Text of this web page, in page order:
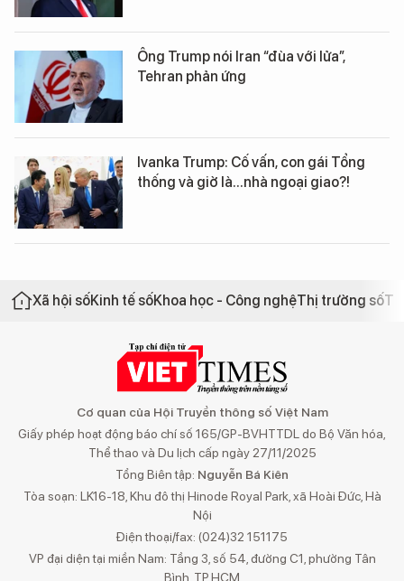
Ông Trump nói Iran “đùa với lửa”,
Tehran phản ứng
Ivanka Trump: Cố vấn, con gái Tổng
thống và giờ là...nhà ngoại giao?!
Xã hội sốKinh tế sốKhoa học - Công nghệThị trường số
Cơ quan của Hội Truyền thông số Việt Nam
Giấy phép hoạt động báo chí số 165/GP-BVHTTDL do Bộ Văn hóa,
Thể thao và Du lịch cấp ngày 27/11/2025
Tổng Biên tập: Nguyễn Bá Kiên
Tòa soạn: LK16-18, Khu đô thị Hinode Royal Park, xã Hoài Đức, Hà
Nội
Điện thoại/fax: (024)32 151175
VP đại diện tại miền Nam: Tầng 3, số 54, đường C1, phường Tân
Bình, TP.HCM